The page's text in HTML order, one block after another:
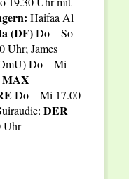
Haifaa Al
(DF)Do – So
Uhr; James
Do – Mi
MAX
Do – Mi 17.00
DER
Uhr